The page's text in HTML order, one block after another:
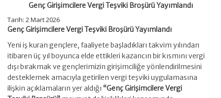
Genç Girişimcilere Vergi Teşviki Broşürü Yayımlandı
Tarih: 2 Mart 2026
Genç Girişimcilere Vergi Teşviki Broşürü Yayımlandı
Yeni iş kuran gençlere, faaliyete başladıkları takvim yılından
itibaren üç yıl boyunca elde ettikleri kazancın bir kısmını vergi
dışı bırakmak ve gençlerimizin girişimciliğe yönlendirilmesini
desteklemek amacıyla getirilen vergi teşviki uygulamasına
ilişkin açıklamaların yer aldığı “Genç Girişimcilere Vergi